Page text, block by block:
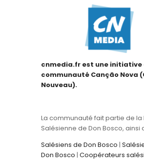
cnmedia.fr est une initiative
communauté Canção Nova
Nouveau).
La communauté fait partie de la
Salésienne de Don Bosco, ainsi
Salésiens de Don Bosco |
Don Bosco | Coopérateurs